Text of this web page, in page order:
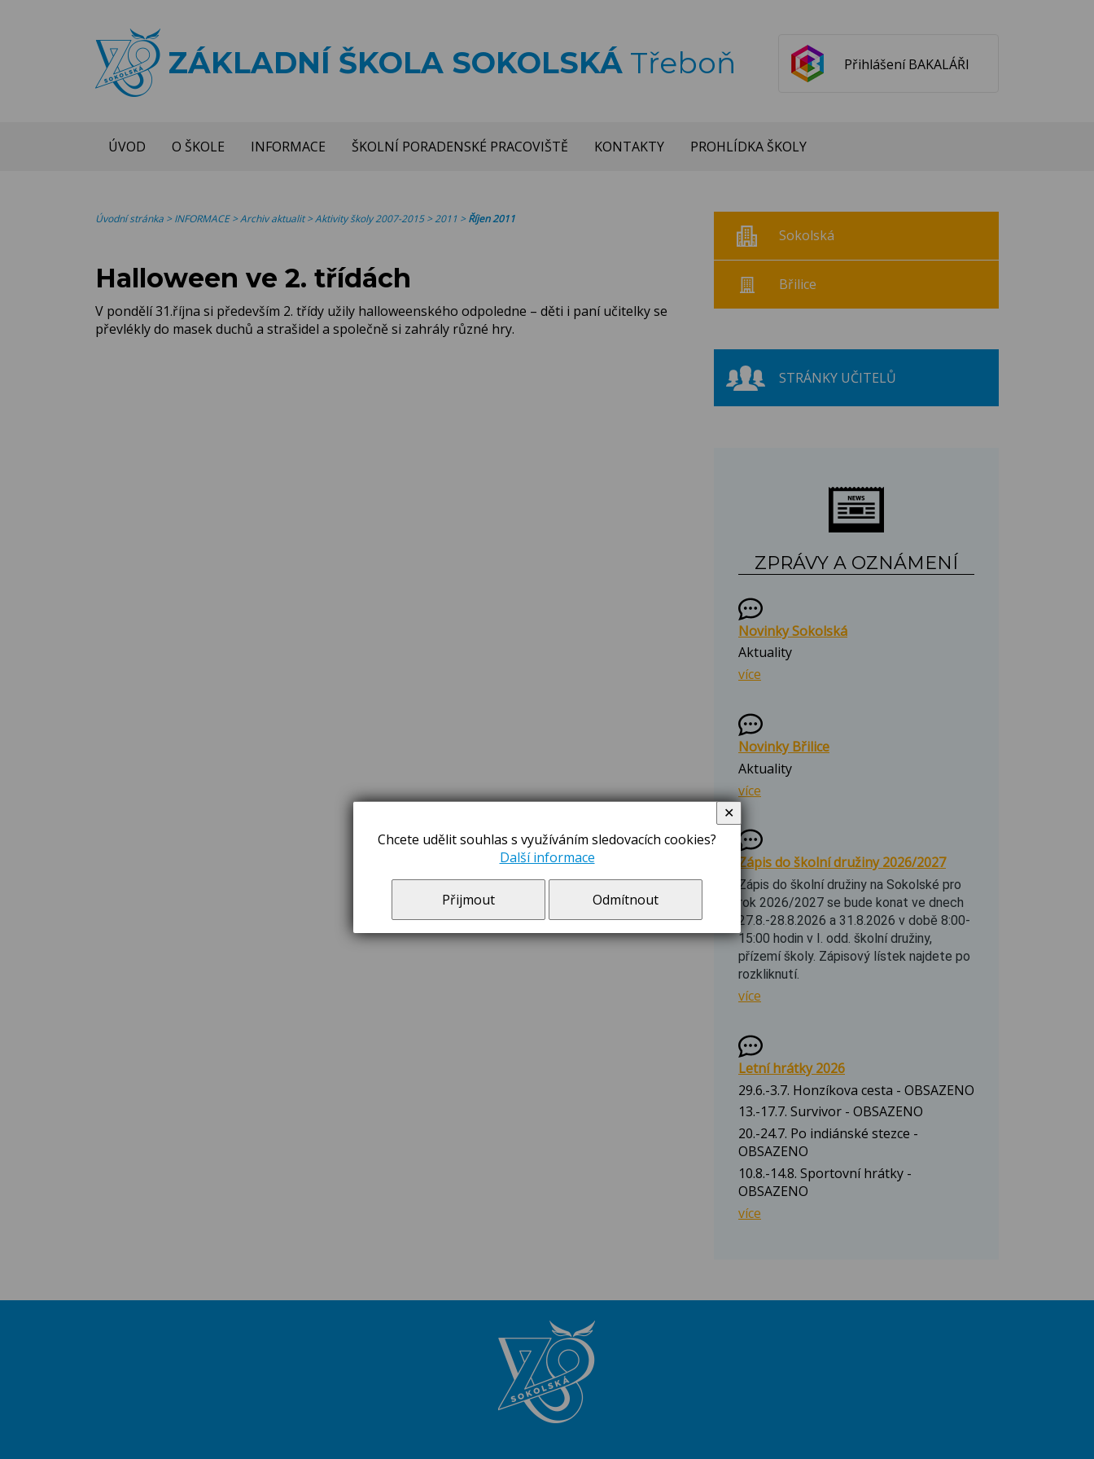
ZÁKLADNÍ ŠKOLA SOKOLSKÁ Třeboň Přihlášení BAKALÁŘI
ÚVOD O ŠKOLE INFORMACE ŠKOLNÍ PORADENSKÉ PRACOVIŠTĚ KONTAKTY PROHLÍDKA ŠKOLY
Úvodní stránka >INFORMACE>Archiv aktualit>Aktivity školy 2007-2015>2011 >Říjen 2011
Halloween ve 2. třídách
V pondělí 31.října si především 2. třídy užily halloweenského odpoledne – děti i paní učitelky se
převlékly do masek duchů a strašidel a společně si zahrály různé hry.
Sokolská
Břilice
STRÁNKY UČITELŮ
ZPRÁVY A OZNÁMENÍ
Novinky Sokolská
Aktuality
více
Novinky Břilice
Aktuality
více
Zápis do školní družiny 2026/2027
Zápis do školní družiny na Sokolské pro
rok 2026/2027 se bude konat ve dnech
27.8.-28.8.2026 a 31.8.2026 v době 8:00-
15:00 hodin v I. odd. školní družiny,
přízemí školy. Zápisový lístek najdete po
rozkliknutí.
více
Letní hrátky 2026
29.6.-3.7. Honzíkova cesta - OBSAZENO
13.-17.7. Survivor - OBSAZENO
20.-24.7. Po indiánské stezce -
OBSAZENO
10.8.-14.8. Sportovní hrátky -
OBSAZENO
více
Chcete udělit souhlas s využíváním sledovacích cookies?
Další informace
Přijmout Odmítnout
✕